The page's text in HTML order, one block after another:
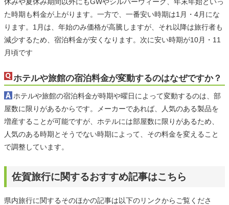
た時期も料金が上がります。一方で、一番安い時期は1月・4月にな
ります。1月は、年始のみ価格が高騰しますが、それ以降は旅行者も
減少するため、宿泊料金が安くなります。次に安い時期が10月・11
月頃です
ホテルや旅館の宿泊料金が変動するのはなぜですか？
ホテルや旅館の宿泊料金が時期や曜日によって変動するのは、部
屋数に限りがあるからです。メーカーであれば、人気のある製品を
増産することが可能ですが、ホテルには部屋数に限りがあるため、
人気のある時期とそうでない時期によって、その料金を変えること
で調整しています。
佐賀旅行に関するおすすめ記事はこちら
県内旅行に関するそのほかの記事は以下のリンクからご覧くださ